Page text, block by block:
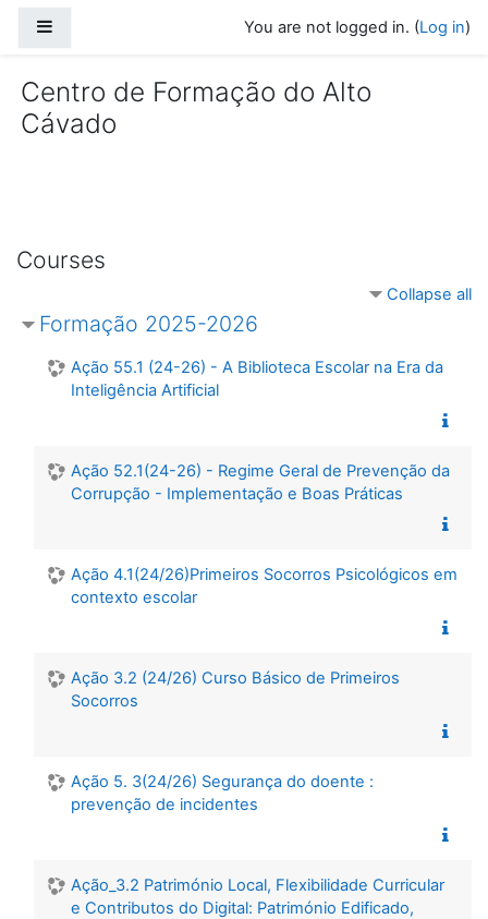
You are not logged in. (Log in)
Centro de Formação do Alto
Cávado
Courses
Collapse all
Formação 2025-2026
Ação 55.1 (24-26) - A Biblioteca Escolar na Era da
Inteligência Artificial
Ação 52.1(24-26) - Regime Geral de Prevenção da
Corrupção - Implementação e Boas Práticas
Ação 4.1(24/26)Primeiros Socorros Psicológicos em
contexto escolar
Ação 3.2 (24/26) Curso Básico de Primeiros
Socorros
Ação 5. 3(24/26) Segurança do doente :
prevenção de incidentes
Ação_3.2 Património Local, Flexibilidade Curricular
e Contributos do Digital: Património Edificado,